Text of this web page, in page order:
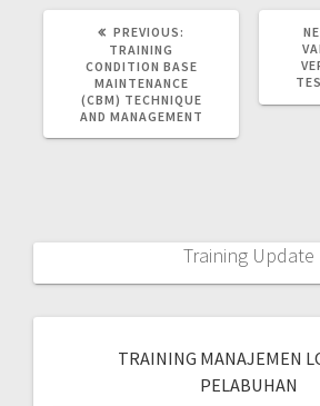
PREVIOUS:
TRAINING
CONDITION BASE
MAINTENANCE
(CBM) TECHNIQUE
AND MANAGEMENT
Training Update
TRAINING MANAJEMEN
PELABUHAN